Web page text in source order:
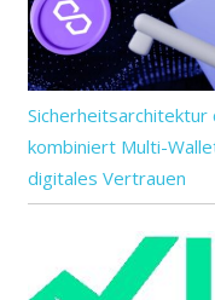
Sicherheitsarchitektur
kombiniert Multi-
digitales Vertrauen